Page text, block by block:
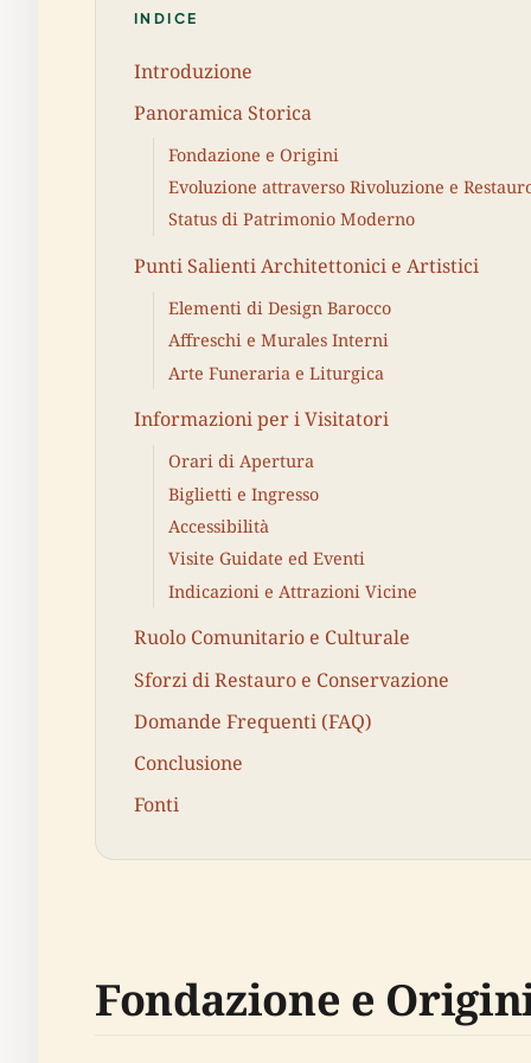
INDICE
Introduzione
Panoramica Storica
Fondazione e Origini
Evoluzione attraverso Rivoluzione e
Status di Patrimonio Moderno
Punti Salienti Architettonici e Artistici
Elementi di Design Barocco
Affreschi e Murales Interni
Arte Funeraria e Liturgica
Informazioni per i Visitatori
Orari di Apertura
Biglietti e Ingresso
Accessibilità
Visite Guidate ed Eventi
Indicazioni e Attrazioni Vicine
Ruolo Comunitario e Culturale
Sforzi di Restauro e Conservazione
Domande Frequenti (FAQ)
Conclusione
Fonti
Fondazione e